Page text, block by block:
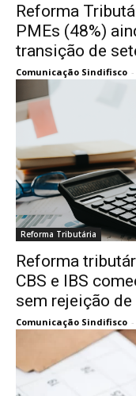
Reforma
PMEs (48%)
transição de
Comunicação Sindifisco -
Reforma Tributária
Reforma
CBS e IBS
sem rejeição
Comunicação Sindifisco -